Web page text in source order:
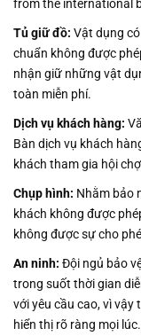
from the international
Tủ giữ đồ: Vật dụng
chuẩn không được
nhận giữ những vật
toàn miễn phí.
Dịch vụ khách hàng:
Bàn dịch vụ khách
khách tham gia hội
Chụp hình: Nhằm bảo
khách không được
không được sự cho
An ninh: Đội ngủ bảo
trong suốt thời gian
với yêu cầu cao, vì vậy
hiển thị rõ ràng mọi lúc.